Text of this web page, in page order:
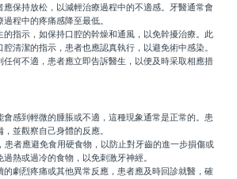
保持放松，以減輕治療過程中的不適感。牙醫通常會
程中的疼痛感降至最低。
指示，如保持口腔的幹燥和通風，以免幹擾治療。此
清潔的指示，患者也應認真執行，以避免術中感染。
何不適，患者應立即告訴醫生，以便及時采取相應措
感到輕微的腫脹或不適，這種現象通常是正常的。患
並觀察自己身體的反應。
者應避免食用硬食物，以防止對牙齒的進一步損傷或
熱或過冷的食物，以免刺激牙神經。
劇烈疼痛或其他異常反應，患者應及時回診就醫，確